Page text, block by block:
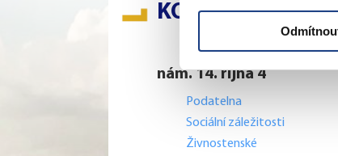
KONTAKTY
nám. 14. října 4
Podatelna
Sociální záležitosti
Živnostenské